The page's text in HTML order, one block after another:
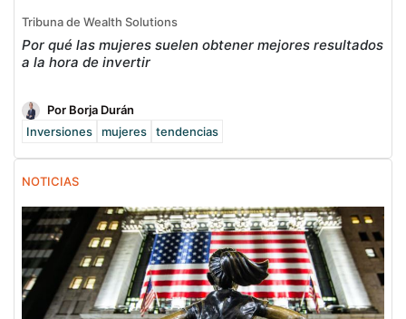
Tribuna de Wealth Solutions
Por qué las mujeres suelen obtener mejores resultados
a la hora de invertir
Por Borja Durán
Inversiones
mujeres tendencias
NOTICIAS